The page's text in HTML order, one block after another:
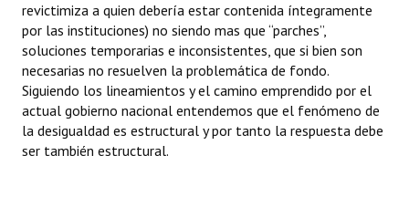
revictimiza a quien debería estar contenida íntegramente
por las instituciones) no siendo mas que “parches”,
soluciones temporarias e inconsistentes, que si bien son
necesarias no resuelven la problemática de fondo.
Siguiendo los lineamientos y el camino emprendido por el
actual gobierno nacional entendemos que el fenómeno de
la desigualdad es estructural y por tanto la respuesta debe
ser también estructural.